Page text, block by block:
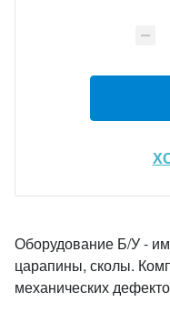
Оборудование Б/У -
царапины, сколы.
механических